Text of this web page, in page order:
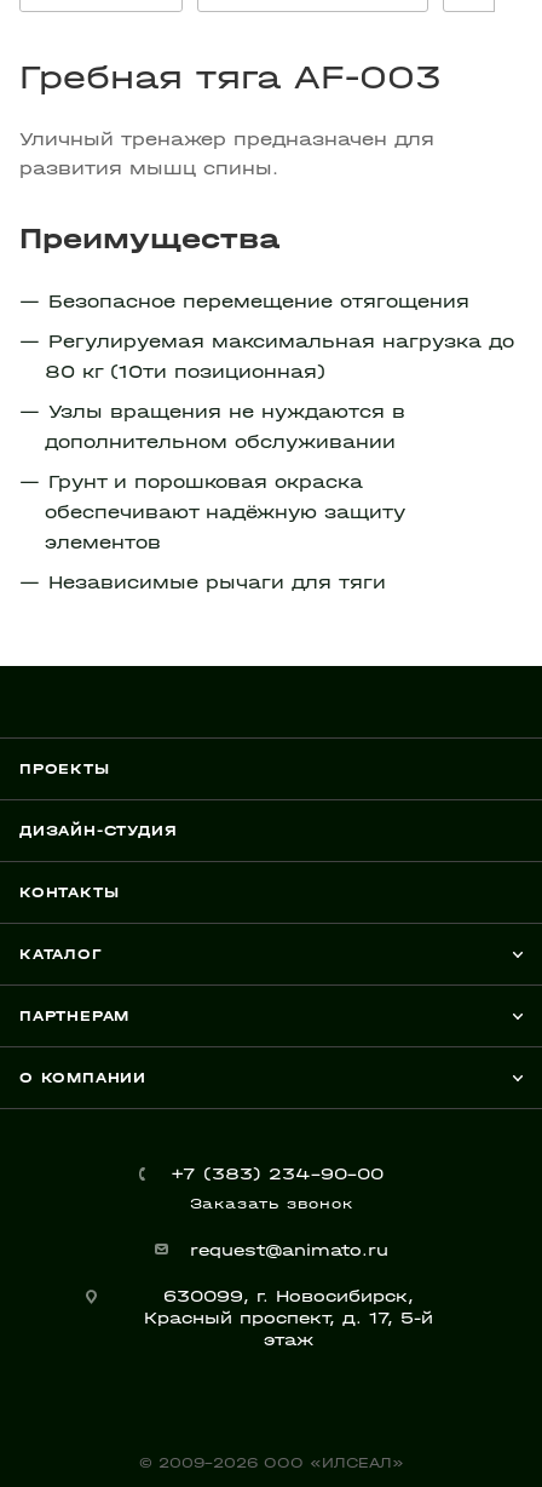
Гребная тяга AF-003
Уличный тренажер предназначен для
развития мышц спины.
Преимущества
Безопасное перемещение отягощения
Регулируемая максимальная нагрузка до
80 кг (10ти позиционная)
Узлы вращения не нуждаются в
дополнительном обслуживании
Грунт и порошковая окраска
обеспечивают надёжную защиту
элементов
Независимые рычаги для тяги
ПРОЕКТЫ
ДИЗАЙН-СТУДИЯ
КОНТАКТЫ
КАТАЛОГ
ПАРТНЕРАМ
О КОМПАНИИ
+7 (383) 234-90-00
Заказать звонок
request@animato.ru
630099, г. Новосибирск,
Красный проспект, д. 17, 5-й
этаж
© 2009-2026 ООО «ИЛСЕАЛ»